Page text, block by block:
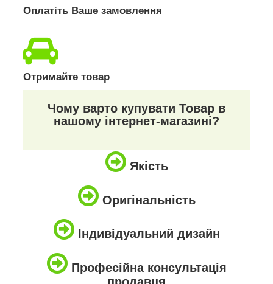
Оплатіть Ваше замовлення
Отримайте товар
Чому варто купувати Товар в
нашому інтернет-магазині?
Якість
Оригінальність
Індивідуальний дизайн
Професійна консультація